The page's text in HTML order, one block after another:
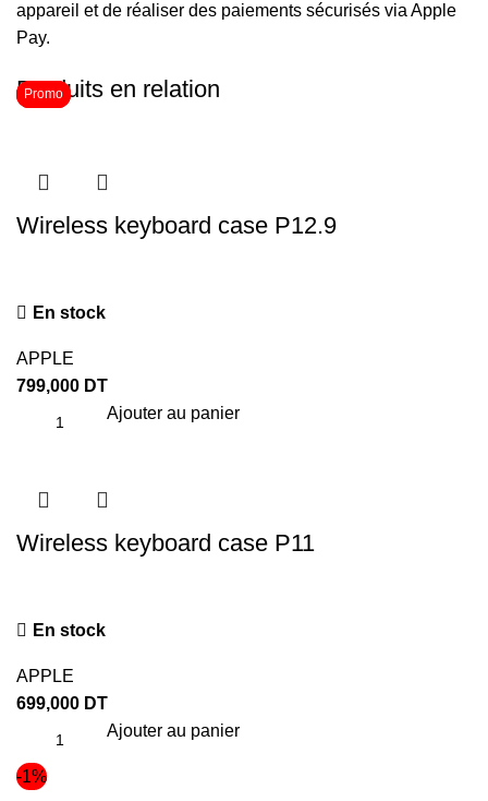
appareil et de réaliser des paiements sécurisés via Apple
Pay.
Produits en relation
Wireless keyboard case P12.9
En stock
APPLE
799,000 DT
Ajouter au panier
Wireless keyboard case P11
En stock
APPLE
699,000 DT
Ajouter au panier
-1%
Promo
Promo
Promo